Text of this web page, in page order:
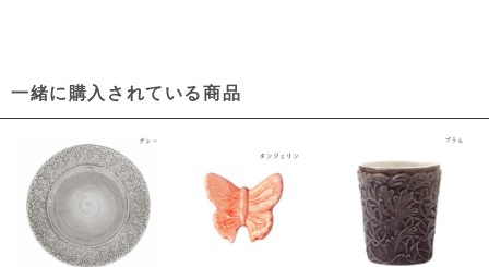
一緒に購入されている商品